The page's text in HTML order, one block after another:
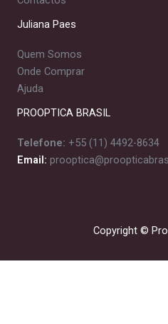
Juliana Paes
Quem Somos
Onde Comprar
Ajuda
PROOPTICA BRASIL
Telefone: +55 (11) 4492-8634
Email:
Copyright ©